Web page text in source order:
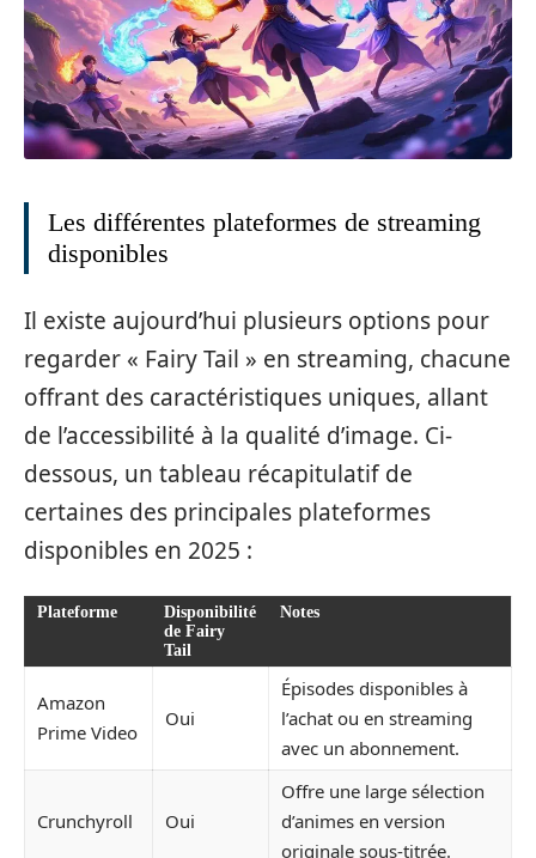
Les différentes plateformes de streaming
disponibles
Il existe aujourd’hui plusieurs options pour
regarder « Fairy Tail » en streaming, chacune
offrant des caractéristiques uniques, allant
de l’accessibilité à la qualité d’image. Ci-
dessous, un tableau récapitulatif de
certaines des principales plateformes
disponibles en 2025 :
Plateforme
Disponibilité
de Fairy
Tail
Notes
Amazon
Prime Video
Oui
Épisodes disponibles à
l’achat ou en streaming
avec un abonnement.
Crunchyroll Oui
Offre une large sélection
d’animes en version
originale sous-titrée.